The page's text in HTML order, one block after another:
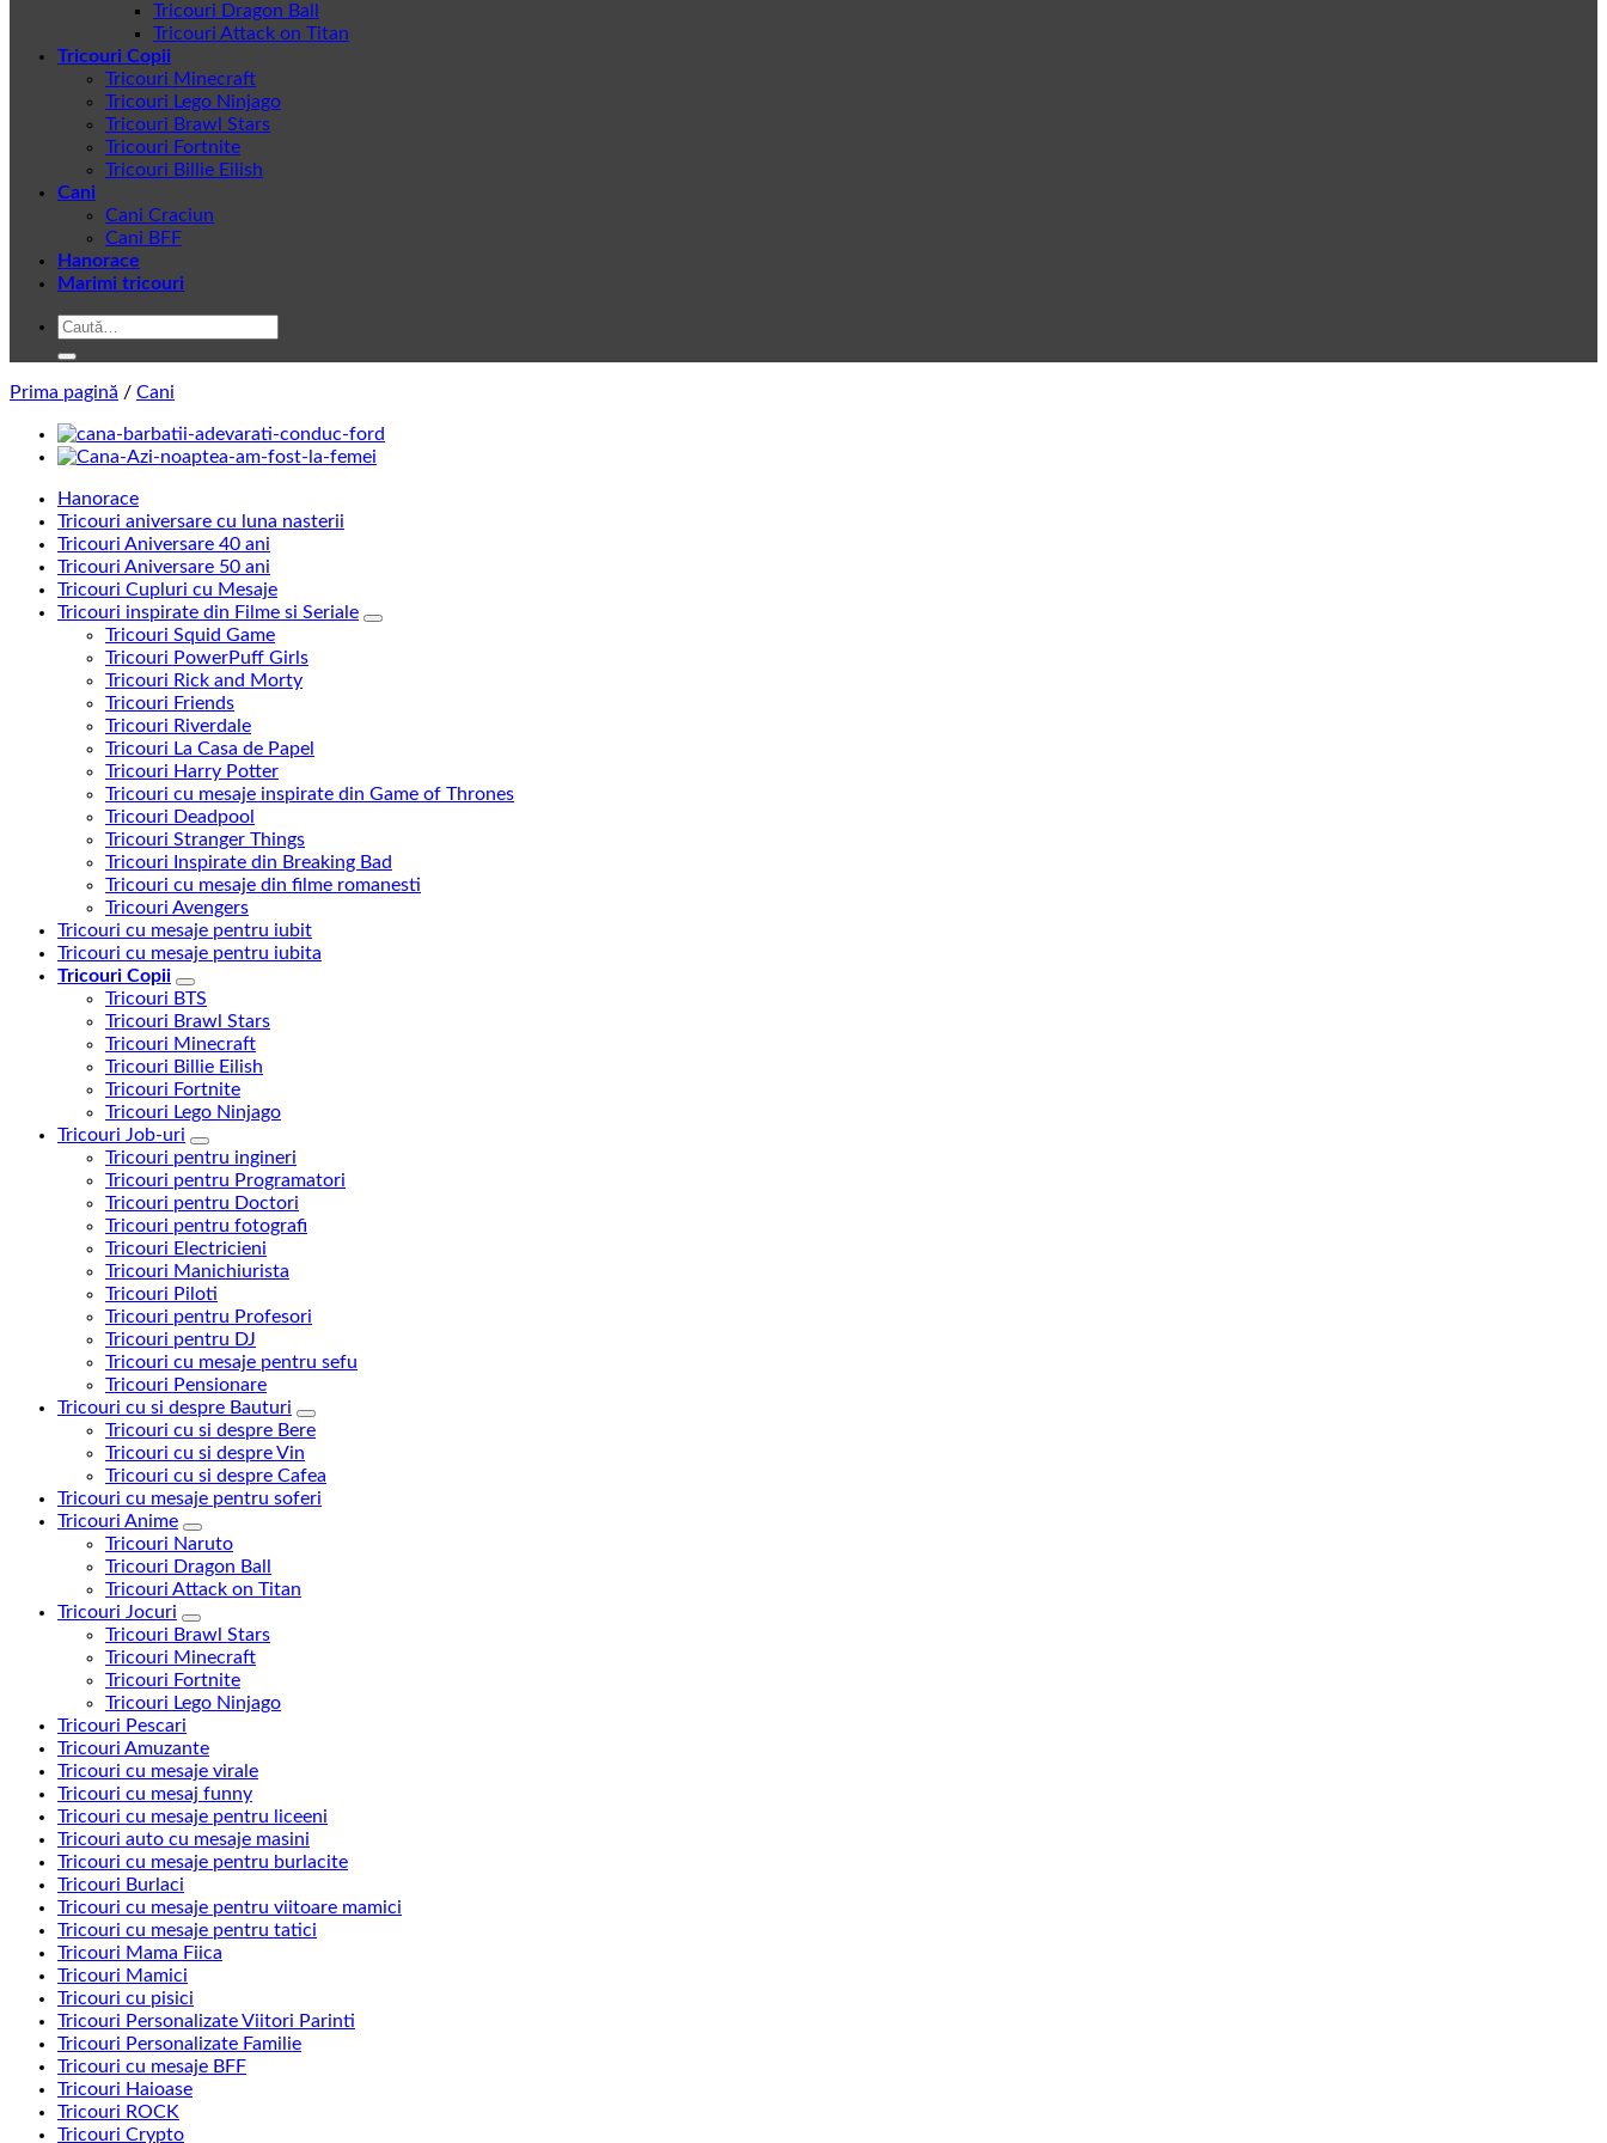
Tricouri Dragon Ball
Tricouri Attack on Titan
Tricouri Copii
Tricouri Minecraft
Tricouri Lego Ninjago
Tricouri Brawl Stars
Tricouri Fortnite
Tricouri Billie Eilish
Cani
Cani Craciun
Cani BFF
Hanorace
Marimi tricouri
Caută
Prima pagină / Cani
Hanorace
Tricouri aniversare cu luna nasterii
Tricouri Aniversare 40 ani
Tricouri Aniversare 50 ani
Tricouri Cupluri cu Mesaje
Tricouri inspirate din Filme si Seriale
Tricouri Squid Game
Tricouri PowerPuff Girls
Tricouri Rick and Morty
Tricouri Friends
Tricouri Riverdale
Tricouri La Casa de Papel
Tricouri Harry Potter
Tricouri cu mesaje inspirate din Game of Thrones
Tricouri Deadpool
Tricouri Stranger Things
Tricouri Inspirate din Breaking Bad
Tricouri cu mesaje din filme romanesti
Tricouri Avengers
Tricouri cu mesaje pentru iubit
Tricouri cu mesaje pentru iubita
Tricouri Copii
Tricouri BTS
Tricouri Brawl Stars
Tricouri Minecraft
Tricouri Billie Eilish
Tricouri Fortnite
Tricouri Lego Ninjago
Tricouri Job-uri
Tricouri pentru ingineri
Tricouri pentru Programatori
Tricouri pentru Doctori
Tricouri pentru fotografi
Tricouri Electricieni
Tricouri Manichiurista
Tricouri Piloti
Tricouri pentru Profesori
Tricouri pentru DJ
Tricouri cu mesaje pentru sefu
Tricouri Pensionare
Tricouri cu si despre Bauturi
Tricouri cu si despre Bere
Tricouri cu si despre Vin
Tricouri cu si despre Cafea
Tricouri cu mesaje pentru soferi
Tricouri Anime
Tricouri Naruto
Tricouri Dragon Ball
Tricouri Attack on Titan
Tricouri Jocuri
Tricouri Brawl Stars
Tricouri Minecraft
Tricouri Fortnite
Tricouri Lego Ninjago
Tricouri Pescari
Tricouri Amuzante
Tricouri cu mesaje virale
Tricouri cu mesaj funny
Tricouri cu mesaje pentru liceeni
Tricouri auto cu mesaje masini
Tricouri cu mesaje pentru burlacite
Tricouri Burlaci
Tricouri cu mesaje pentru viitoare mamici
Tricouri cu mesaje pentru tatici
Tricouri Mama Fiica
Tricouri Mamici
Tricouri cu pisici
Tricouri Personalizate Viitori Parinti
Tricouri Personalizate Familie
Tricouri cu mesaje BFF
Tricouri Haioase
Tricouri ROCK
Tricouri Crypto